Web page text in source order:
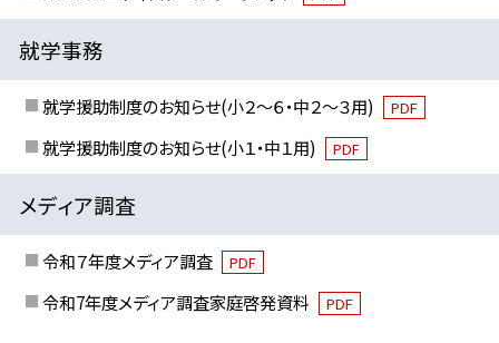
就学事務
就学援助制度のお知らせ(小２～６・中２～３用) PDF
就学援助制度のお知らせ(小１・中１用) PDF
メディア調査
令和７年度メディア調査 PDF
令和7年度メディア調査家庭啓発資料 PDF